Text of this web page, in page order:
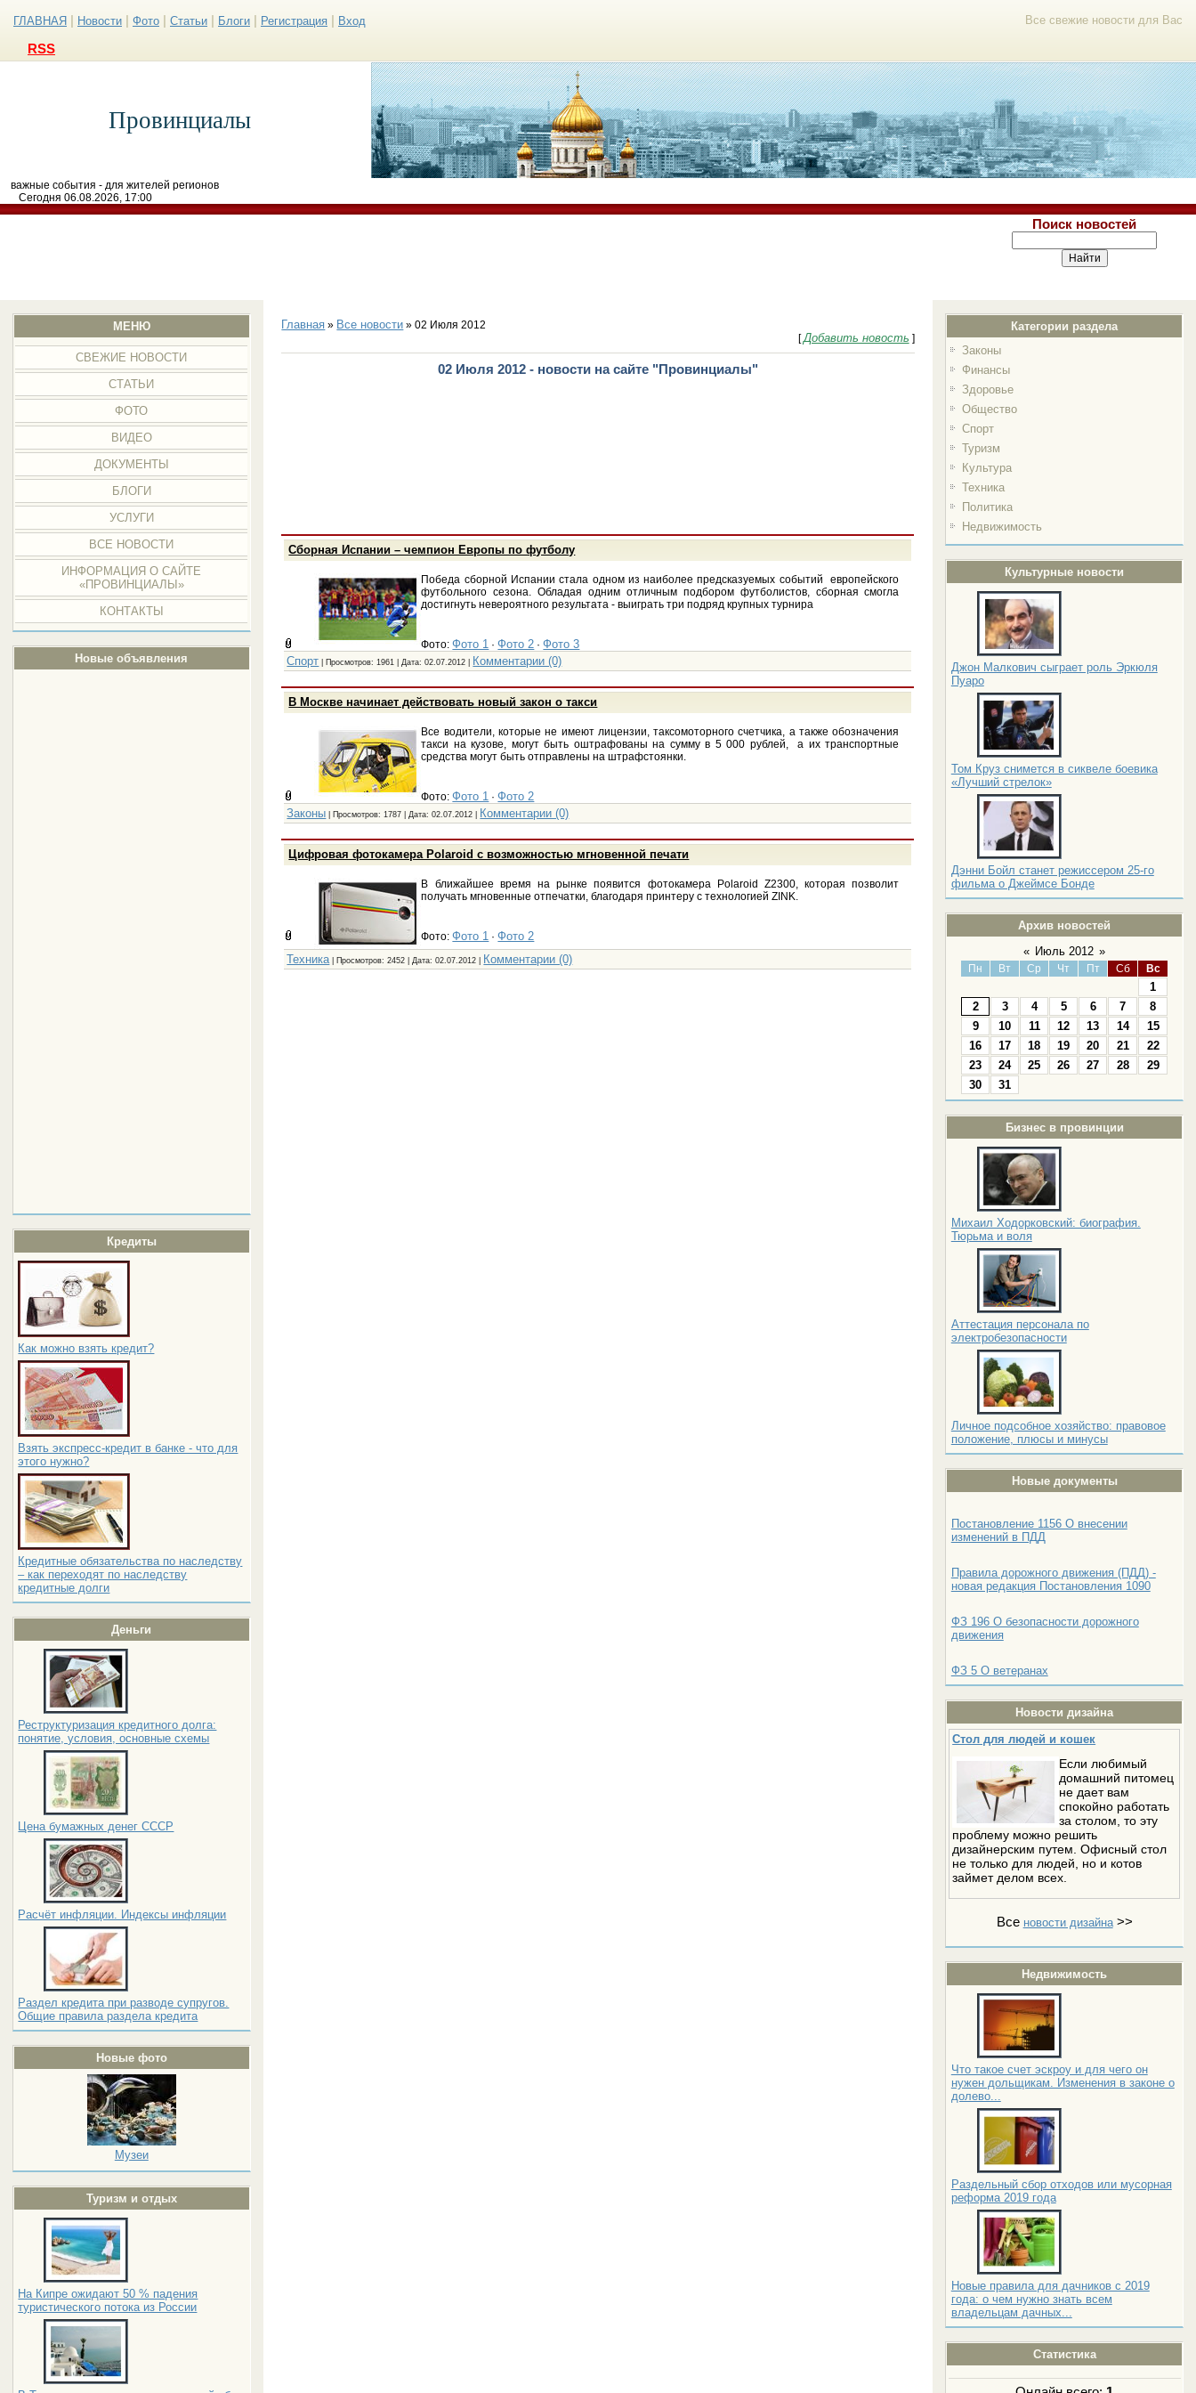
Все свежие новости для Вас
ГЛАВНАЯ Новости Фото Статьи Блоги Регистрация Вход
RSS
Провинциалы
важные события - для жителей регионов
Сегодня 06.08.2026, 17:00
Поиск новостей
МЕНЮ
СВЕЖИЕ НОВОСТИ
СТАТЬИ
ФОТО
ВИДЕО
ДОКУМЕНТЫ
БЛОГИ
УСЛУГИ
ВСЕ НОВОСТИ
ИНФОРМАЦИЯ О САЙТЕ
«ПРОВИНЦИАЛЫ»
КОНТАКТЫ
Новые объявления
Кредиты
Как можно взять кредит?
Взять экспресс-кредит в банке - что для
этого нужно?
Кредитные обязательства по наследству
– как переходят по наследству
кредитные долги
Деньги
Реструктуризация кредитного долга:
понятие, условия, основные схемы
Цена бумажных денег СССР
Расчёт инфляции. Индексы инфляции
Раздел кредита при разводе супругов.
Общие правила раздела кредита
Новые фото
Музеи
Туризм и отдых
На Кипре ожидают 50 % падения
туристического потока из России
Категории раздела
Законы
Финансы
Здоровье
Общество
Спорт
Туризм
Культура
Техника
Политика
Недвижимость
Культурные новости
Джон Малкович сыграет роль Эркюля
Пуаро
Том Круз снимется в сиквеле боевика
«Лучший стрелок»
Дэнни Бойл станет режиссером 25-го
фильма о Джеймсе Бонде
Архив новостей
« Июль 2012 »
Пн Вт Ср Чт Пт Сб Вс
1
2
3 4 5 6 7
8
9
10 11 12 13 14
15
16
17 18 19 20 21
22
23
24 25 26 27 28
29
30
31
Бизнес в провинции
Михаил Ходорковский: биография.
Тюрьма и воля
Аттестация персонала по
электробезопасности
Личное подсобное хозяйство: правовое
положение, плюсы и минусы
Новые документы
Постановление 1156 О внесении
изменений в ПДД
Правила дорожного движения (ПДД) -
новая редакция Постановления 1090
ФЗ 196 О безопасности дорожного
движения
ФЗ 5 О ветеранах
Новости дизайна
Стол для людей и кошек
Если любимый
домашний питомец
не дает вам
спокойно работать
за столом, то эту
проблему можно решить
дизайнерским путем. Офисный стол
не только для людей, но и котов
займет делом всех.
Все новости дизайна>>
Недвижимость
Что такое счет эскроу и для чего он
нужен дольщикам. Изменения в законе о
долево...
Раздельный сбор отходов или мусорная
реформа 2019 года
Новые правила для дачников с 2019
года: о чем нужно знать всем
владельцам дачных...
Статистика
Главная » Все новости » 02 Июля 2012
[Добавить новость ]
02 Июля 2012 - новости на сайте "Провинциалы"
Сборная Испании – чемпион Европы по футболу
Победа сборной Испании стала одном из наиболее предсказуемых событий европейского
футбольного сезона. Обладая одним отличным подбором футболистов, сборная смогла
достигнуть невероятного результата - выиграть три подряд крупных турнира
Фото:Фото 1 ·Фото 2 ·Фото 3
Спорт | Просмотров: 1961 | Дата:02.07.2012 Комментарии (0)
В Москве начинает действовать новый закон о такси
Все водители, которые не имеют лицензии, таксомоторного счетчика, а также обозначения
такси на кузове, могут быть оштрафованы на сумму в 5 000 рублей, а их транспортные
средства могут быть отправлены на штрафстоянки.
Фото:Фото 1 ·Фото 2
Законы | Просмотров: 1787 | Дата:02.07.2012 Комментарии (0)
Цифровая фотокамера Polaroid с возможностью мгновенной печати
В ближайшее время на рынке появится фотокамера Polaroid Z2300, которая позволит
получать мгновенные отпечатки, благодаря принтеру с технологией ZINK.
Фото:Фото 1 ·Фото 2
Техника | Просмотров: 2452 | Дата:02.07.2012 Комментарии (0)